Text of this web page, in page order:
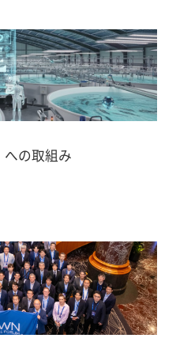
への取組み